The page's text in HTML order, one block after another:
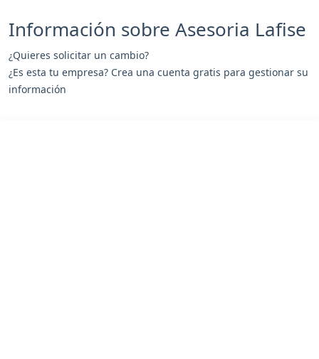
Información sobre Asesoria Lafise
¿Quieres solicitar un cambio?
¿Es esta tu empresa? Crea una cuenta gratis para gestionar su
información